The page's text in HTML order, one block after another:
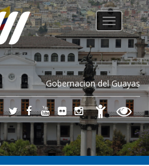
Gobernacion del Guayas
Toggle
navigation